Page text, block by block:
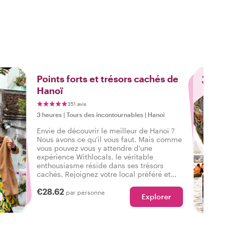
Points forts et trésors cachés de
Hanoï
351 avis
3 heures | Tours des incontournables | Hanoi
Envie de découvrir le meilleur de Hanoï ?
Nous avons ce qu'il vous faut. Mais comme
vous pouvez vous y attendre d'une
expérience Withlocals, le véritable
enthousiasme réside dans ses trésors
cachés. Rejoignez votre local préféré et
d'une visite qui a tout pour vous faire dire :
€28.62 par personne Explorer
3